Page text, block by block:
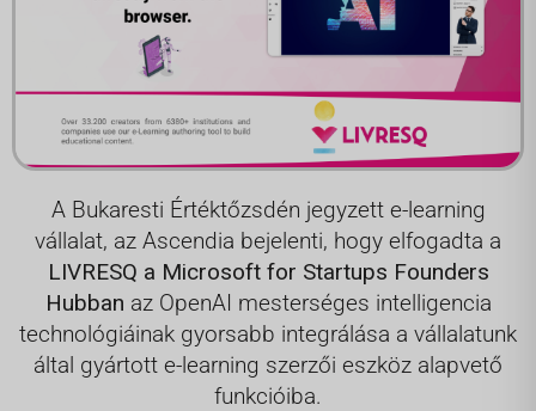
A Bukaresti Értéktőzsdén jegyzett e-learning
vállalat, az Ascendia bejelenti, hogy elfogadta a
LIVRESQ a Microsoft for Startups Founders
Hubban az OpenAI mesterséges intelligencia
technológiáinak gyorsabb integrálása a vállalatunk
által gyártott e-learning szerzői eszköz alapvető
funkcióiba.